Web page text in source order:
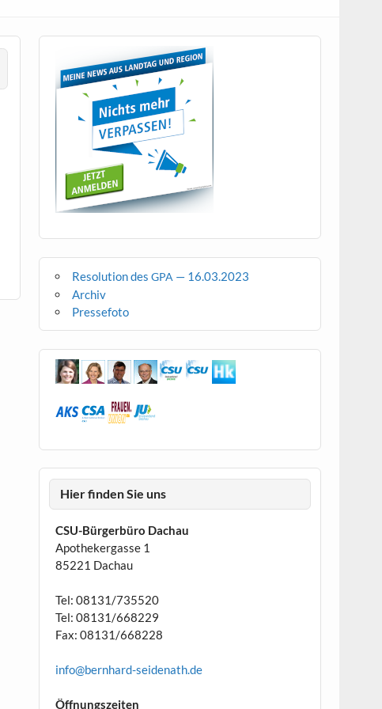
Resolution desGPA — 16.03.2023
Archiv
Pressefoto
Hier finden Sie uns
CSU-Bürgerbüro Dachau
Apothekergasse 1
85221 Dachau
Tel: 08131/735520
Tel: 08131/668229
Fax: 08131/668228
info@bernhard-seidenath.de
Öffnungszeiten